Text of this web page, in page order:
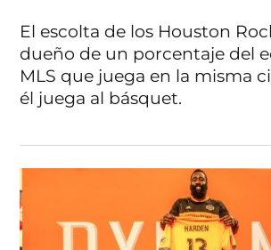
El escolta de los Houston
dueño de un porcentaje del
MLS que juega en la misma
él juega al básquet.